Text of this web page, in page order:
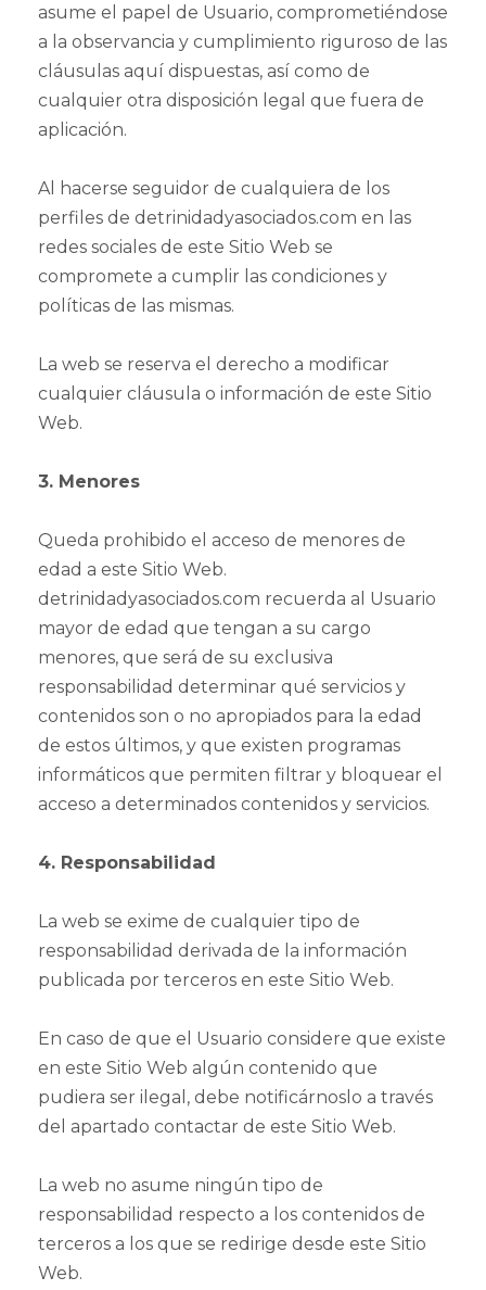
asume el papel de Usuario, comprometiéndose
a la observancia y cumplimiento riguroso de las
cláusulas aquí dispuestas, así como de
cualquier otra disposición legal que fuera de
aplicación.
Al hacerse seguidor de cualquiera de los
perfiles de detrinidadyasociados.com en las
redes sociales de este Sitio Web se
compromete a cumplir las condiciones y
políticas de las mismas.
La web se reserva el derecho a modificar
cualquier cláusula o información de este Sitio
Web.
3. Menores
Queda prohibido el acceso de menores de
edad a este Sitio Web.
detrinidadyasociados.com recuerda al Usuario
mayor de edad que tengan a su cargo
menores, que será de su exclusiva
responsabilidad determinar qué servicios y
contenidos son o no apropiados para la edad
de estos últimos, y que existen programas
informáticos que permiten filtrar y bloquear el
acceso a determinados contenidos y servicios.
4. Responsabilidad
La web se exime de cualquier tipo de
responsabilidad derivada de la información
publicada por terceros en este Sitio Web.
En caso de que el Usuario considere que existe
en este Sitio Web algún contenido que
pudiera ser ilegal, debe notificárnoslo a través
del apartado contactar de este Sitio Web.
La web no asume ningún tipo de
responsabilidad respecto a los contenidos de
terceros a los que se redirige desde este Sitio
Web.